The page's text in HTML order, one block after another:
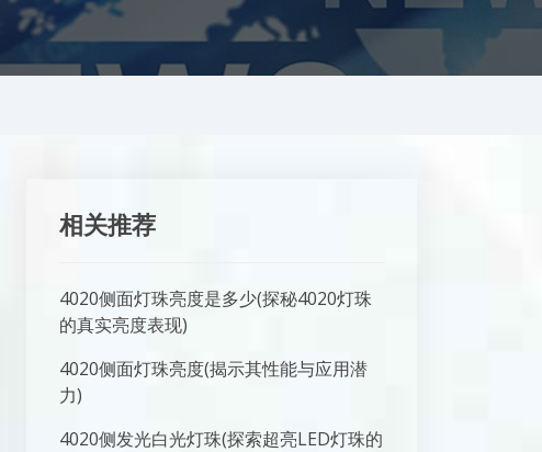
相关推荐
4020侧面灯珠亮度是多少(探秘4020灯珠
的真实亮度表现)
4020侧面灯珠亮度(揭示其性能与应用潜
力)
4020侧发光白光灯珠(探索超亮LED灯珠的